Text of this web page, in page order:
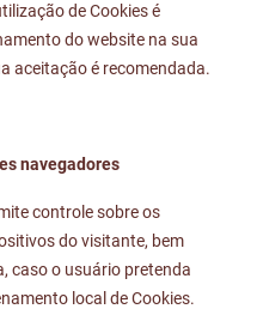
de Cookies é
do website na sua
aceitação é recomendada.
navegadores
controle sobre os
do visitante, bem
caso o usuário pretenda
local de Cookies.